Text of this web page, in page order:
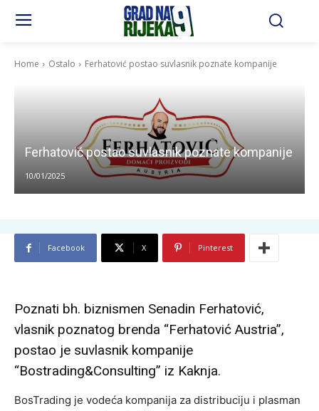
Home Ostalo Ferhatović postao suvlasnik poznate kompanije
Ferhatović postao suvlasnik poznate kompanije
10/01/2025
Facebook X Pinterest
Poznati bh. biznismen Senadin Ferhatović,
vlasnik poznatog brenda “Ferhatović Austria”,
postao je suvlasnik kompanije
“Bostrading&Consulting” iz Kaknja.
BosTrading je vodeća kompanija za distribuciju i plasman